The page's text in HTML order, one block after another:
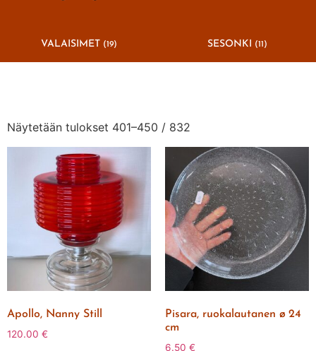
VALAISIMET (19) SESONKI (11)
Näytetään tulokset 401–450 / 832
Apollo, Nanny Still
120.00 €
Pisara, ruokalautanen ø 24
cm
6.50 €